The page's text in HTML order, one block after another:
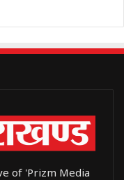
of 'Prizm Media